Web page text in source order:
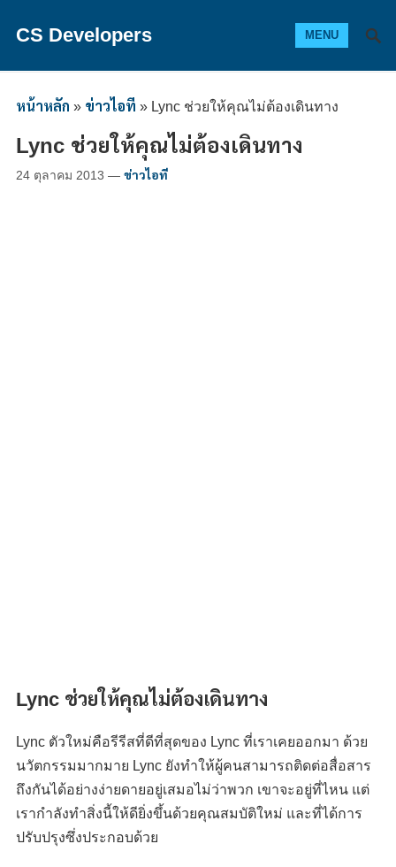
CS Developers MENU
หน้าหลัก » ข่าวไอที » Lync ช่วยให้คุณไม่ต้องเดินทาง
Lync ช่วยให้คุณไม่ต้องเดินทาง
24 ตุลาคม 2013 — ข่าวไอที
Lync ช่วยให้คุณไม่ต้องเดินทาง
Lync ตัวใหม่คือรีรีสที่ดีที่สุดของ Lync ที่เราเคยออกมา ด้วย
นวัตกรรมมากมาย Lync ยังทำให้ผู้คนสามารถติดต่อสื่อสาร
ถึงกันได้อย่างง่ายดายอยู่เสมอไม่ว่าพวก เขาจะอยู่ที่ไหน แต่
เรากำลังทำสิ่งนี้ให้ดียิ่งขึ้นด้วยคุณสมบัติใหม่ และที่ได้การ
ปรับปรุงซึ่งประกอบด้วย